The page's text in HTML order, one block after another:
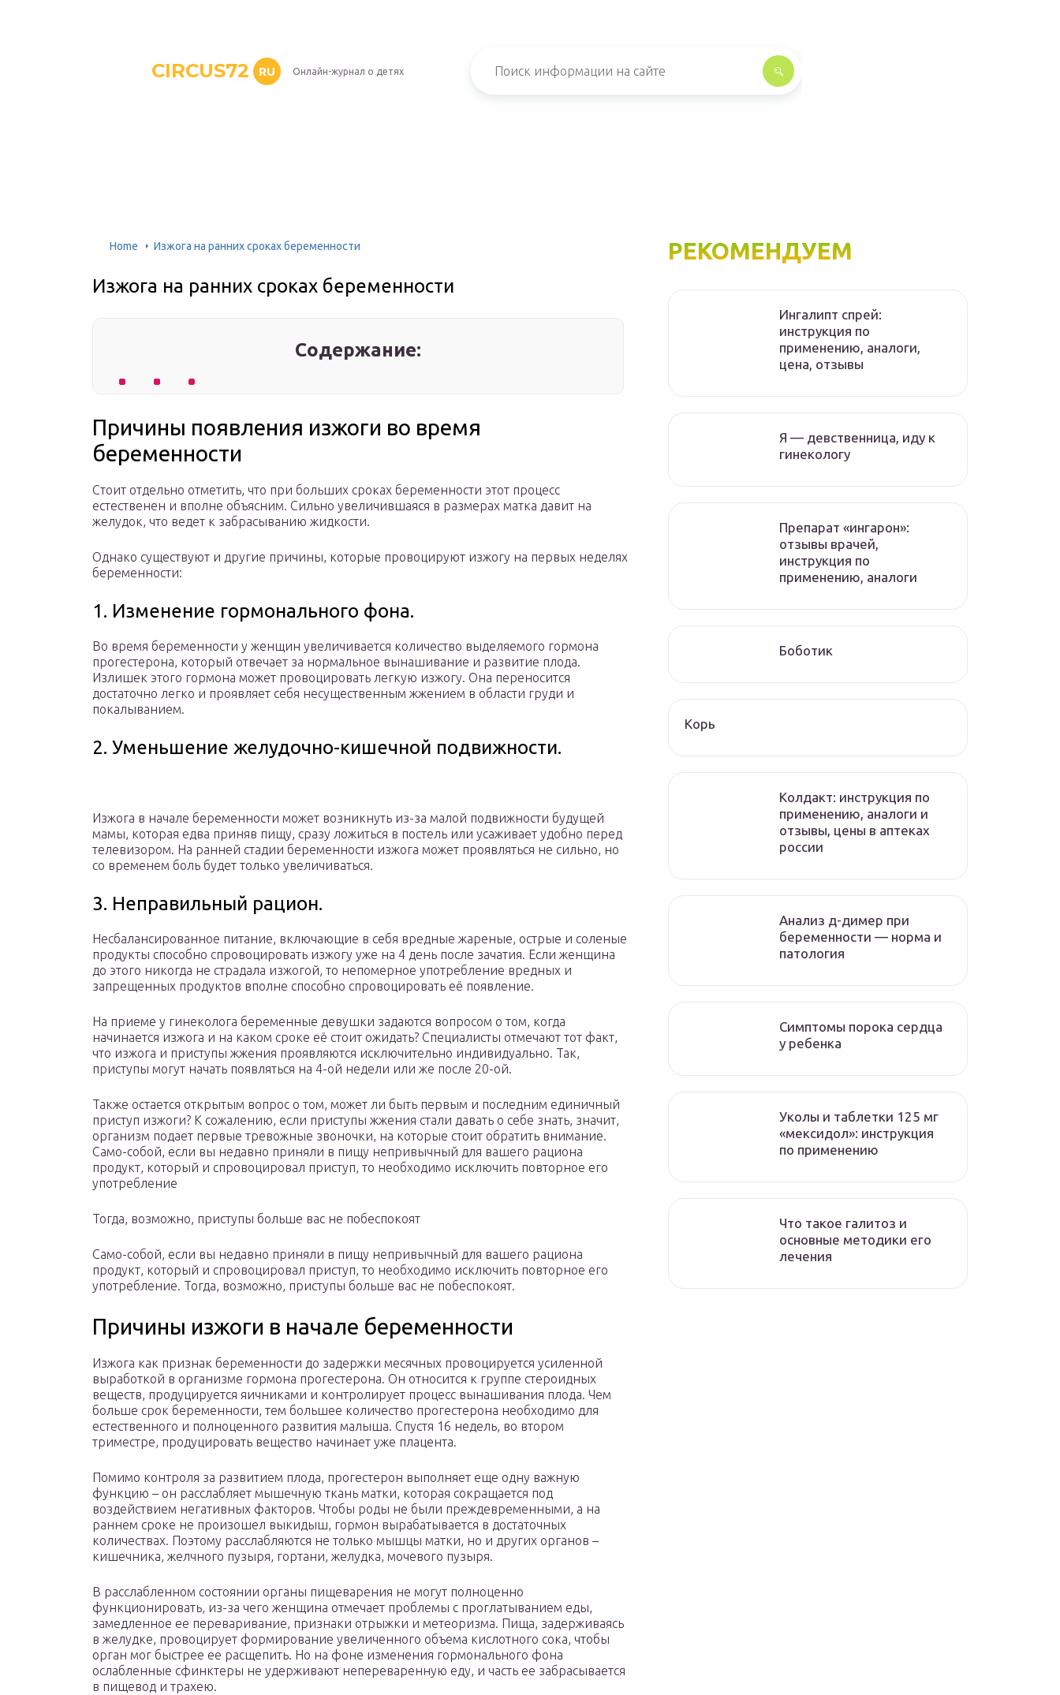
CIRCUS72 RU Онлайн-журнал о детях
Home Изжога на ранних сроках беременности
Изжога на ранних сроках беременности
Содержание:
Причины появления изжоги во время
беременности
Стоит отдельно отметить, что при больших сроках беременности этот процесс
естественен и вполне объясним. Сильно увеличившаяся в размерах матка давит на
желудок, что ведет к забрасыванию жидкости.
Однако существуют и другие причины, которые провоцируют изжогу на первых неделях
беременности:
1. Изменение гормонального фона.
Во время беременности у женщин увеличивается количество выделяемого гормона
прогестерона, который отвечает за нормальное вынашивание и развитие плода.
Излишек этого гормона может провоцировать легкую изжогу. Она переносится
достаточно легко и проявляет себя несущественным жжением в области груди и
покалыванием.
2. Уменьшение желудочно-кишечной подвижности.
Изжога в начале беременности может возникнуть из-за малой подвижности будущей
мамы, которая едва приняв пищу, сразу ложиться в постель или усаживает удобно перед
телевизором. На ранней стадии беременности изжога может проявляться не сильно, но
со временем боль будет только увеличиваться.
3. Неправильный рацион.
Несбалансированное питание, включающие в себя вредные жареные, острые и соленые
продукты способно спровоцировать изжогу уже на 4 день после зачатия. Если женщина
до этого никогда не страдала изжогой, то непомерное употребление вредных и
запрещенных продуктов вполне способно спровоцировать её появление.
На приеме у гинеколога беременные девушки задаются вопросом о том, когда
начинается изжога и на каком сроке её стоит ожидать? Специалисты отмечают тот факт,
что изжога и приступы жжения проявляются исключительно индивидуально. Так,
приступы могут начать появляться на 4-ой недели или же после 20-ой.
Также остается открытым вопрос о том, может ли быть первым и последним единичный
приступ изжоги? К сожалению, если приступы жжения стали давать о себе знать, значит,
организм подает первые тревожные звоночки, на которые стоит обратить внимание.
Само-собой, если вы недавно приняли в пищу непривычный для вашего рациона
продукт, который и спровоцировал приступ, то необходимо исключить повторное его
употребление
Тогда, возможно, приступы больше вас не побеспокоят
Само-собой, если вы недавно приняли в пищу непривычный для вашего рациона
продукт, который и спровоцировал приступ, то необходимо исключить повторное его
употребление. Тогда, возможно, приступы больше вас не побеспокоят.
Причины изжоги в начале беременности
Изжога как признак беременности до задержки месячных провоцируется усиленной
выработкой в организме гормона прогестерона. Он относится к группе стероидных
веществ, продуцируется яичниками и контролирует процесс вынашивания плода. Чем
больше срок беременности, тем большее количество прогестерона необходимо для
естественного и полноценного развития малыша. Спустя 16 недель, во втором
триместре, продуцировать вещество начинает уже плацента.
Помимо контроля за развитием плода, прогестерон выполняет еще одну важную
функцию – он расслабляет мышечную ткань матки, которая сокращается под
воздействием негативных факторов. Чтобы роды не были преждевременными, а на
раннем сроке не произошел выкидыш, гормон вырабатывается в достаточных
количествах. Поэтому расслабляются не только мышцы матки, но и других органов –
кишечника, желчного пузыря, гортани, желудка, мочевого пузыря.
В расслабленном состоянии органы пищеварения не могут полноценно
функционировать, из-за чего женщина отмечает проблемы с проглатыванием еды,
замедленное ее переваривание, признаки отрыжки и метеоризма. Пища, задерживаясь
в желудке, провоцирует формирование увеличенного объема кислотного сока, чтобы
орган мог быстрее ее расщепить. Но на фоне изменения гормонального фона
ослабленные сфинктеры не удерживают непереваренную еду, и часть ее забрасывается
в пищевод и трахею.
РЕКОМЕНДУЕМ
Ингалипт спрей:
инструкция по
применению, аналоги,
цена, отзывы
Я — девственница, иду к
гинекологу
Препарат «ингарон»:
отзывы врачей,
инструкция по
применению, аналоги
Боботик
Корь
Колдакт: инструкция по
применению, аналоги и
отзывы, цены в аптеках
россии
Анализ д-димер при
беременности — норма и
патология
Симптомы порока сердца
у ребенка
Уколы и таблетки 125 мг
«мексидол»: инструкция
по применению
Что такое галитоз и
основные методики его
лечения